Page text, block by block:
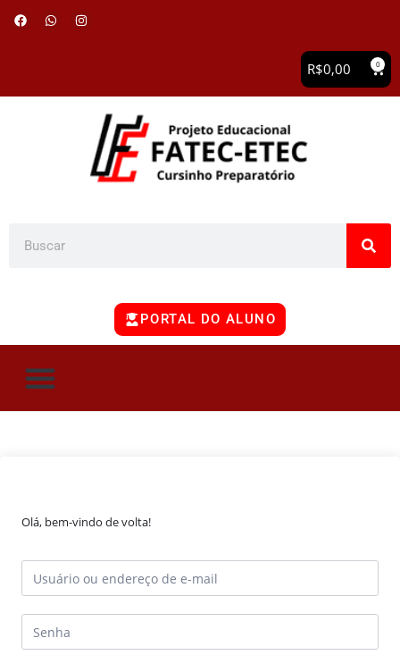
R$0,00 0
PORTAL DO ALUNO
Olá, bem-vindo de volta!